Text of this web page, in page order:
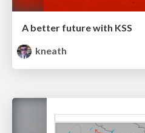
A better future with KSS
kneath